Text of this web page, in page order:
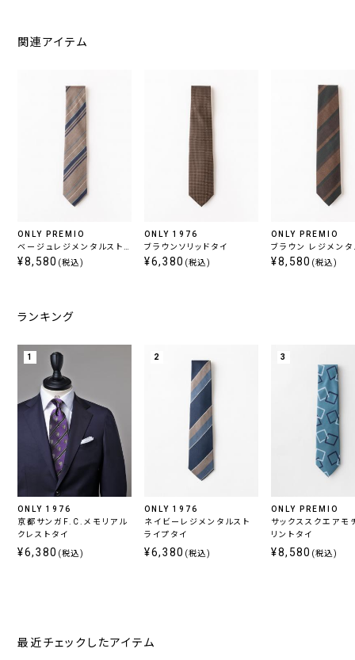
関連アイテム
ONLY PREMIO
ベージュレジメンタルスト
ライプタイ
¥8,580 (税込)
ONLY 1976
ブラウンソリッドタイ
¥6,380 (税込)
ONLY PREMIO
ブラウン レジメンタ
ライプタイ
¥8,580 (税込)
ランキング
1
ONLY 1976
京都サンガF.C.メモリアル
クレストタイ
¥6,380 (税込)
2
ONLY 1976
ネイビーレジメンタルスト
ライプタイ
¥6,380 (税込)
3
ONLY PREMIO
サックススクエアモ
リントタイ
¥8,580 (税込)
最近チェックしたアイテム